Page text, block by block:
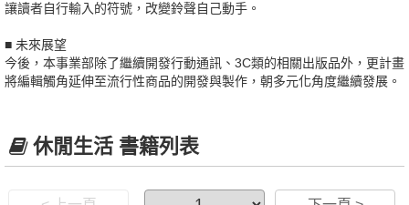
讓讀者自行輸入的符號，改變鈴聲自己動手。
■ 未來展望
今後，本事業部除了繼續開發行動通訊、3C類的相關出版品外，更計畫
將編輯觸角延伸至流行性商品的開發與製作，朝多元化角度繼續發展。
休閒生活 書籍列表